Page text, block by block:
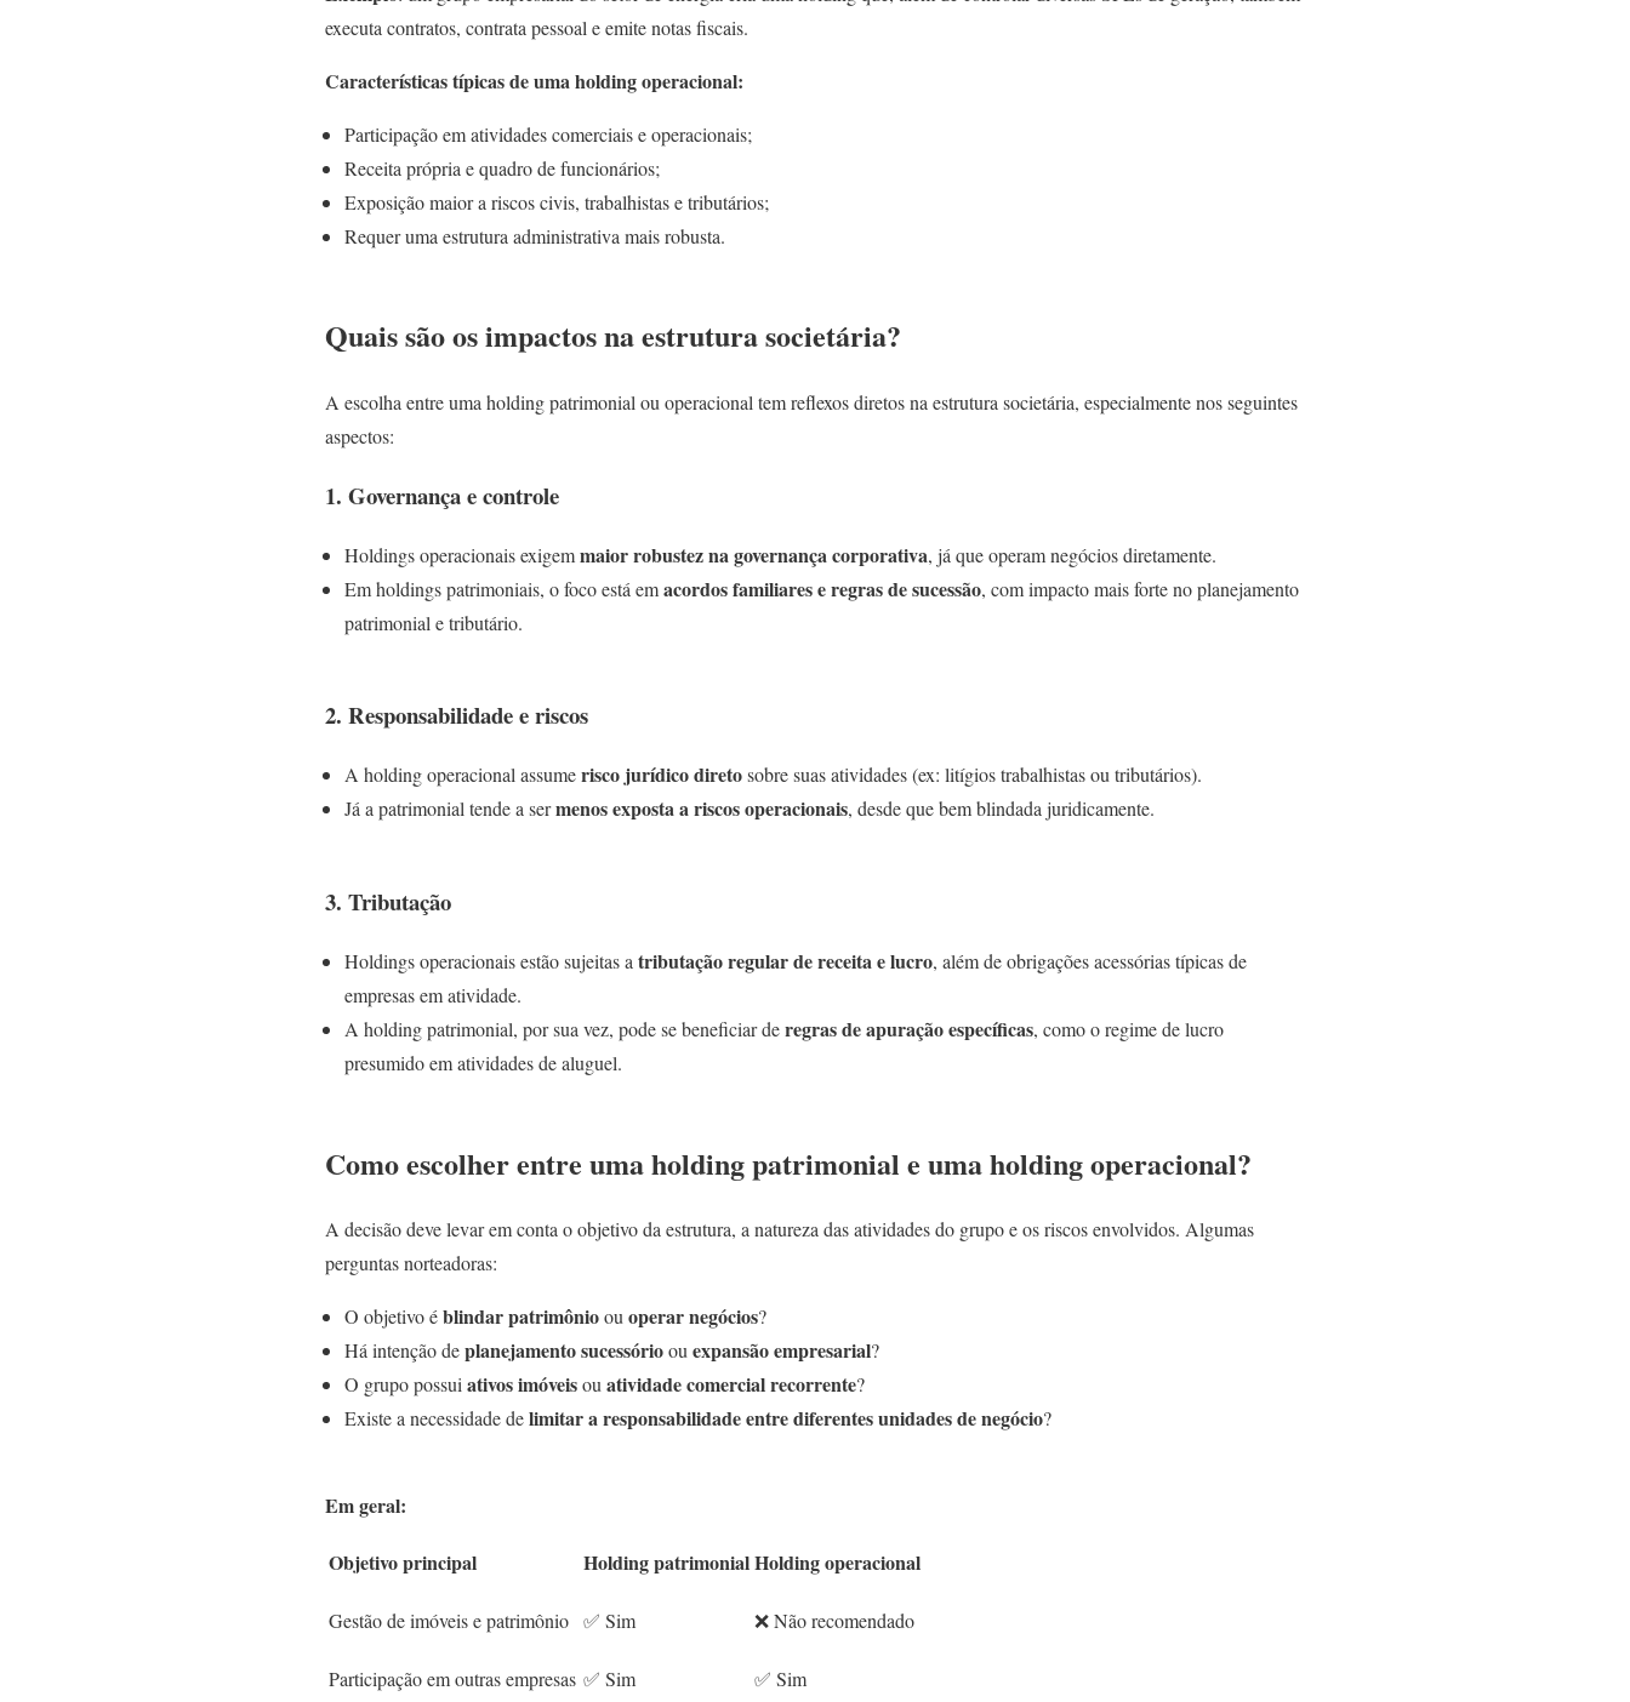
executa contratos, contrata pessoal e emite notas fiscais.
Características típicas de uma holding operacional:
Participação em atividades comerciais e operacionais;
Receita própria e quadro de funcionários;
Exposição maior a riscos civis, trabalhistas e tributários;
Requer uma estrutura administrativa mais robusta.
Quais são os impactos na estrutura societária?
A escolha entre uma holding patrimonial ou operacional tem reflexos diretos na estrutura societária, especialmente nos seguintes
aspectos:
1. Governança e controle
Holdings operacionais exigemmaior robustez na governança corporativa, já que operam negócios diretamente.
Em holdings patrimoniais, o foco está emacordos familiares e regras de sucessão, com impacto mais forte no planejamento
patrimonial e tributário.
2. Responsabilidade e riscos
A holding operacional assumerisco jurídico diretosobre suas atividades (ex: litígios trabalhistas ou tributários).
Já a patrimonial tende a sermenos exposta a riscos operacionais, desde que bem blindada juridicamente.
3. Tributação
Holdings operacionais estão sujeitas a tributação regular de receita e lucro, além de obrigações acessórias típicas de
empresas em atividade.
A holding patrimonial, por sua vez, pode se beneficiar deregras de apuração específicas, como o regime de lucro
presumido em atividades de aluguel.
Como escolher entre uma holding patrimonial e uma holding operacional?
A decisão deve levar em conta o objetivo da estrutura, a natureza das atividades do grupo e os riscos envolvidos. Algumas
perguntas norteadoras:
O objetivo éblindar patrimônioouoperar negócios?
Há intenção deplanejamento sucessórioouexpansão empresarial?
O grupo possuiativos imóveisouatividade comercial recorrente?
Existe a necessidade delimitar a responsabilidade entre diferentes unidades de negócio?
Em geral:
Objetivo principal Holding patrimonialHolding operacional
Gestão de imóveis e patrimônio ✅ Sim ❌ Não recomendado
Participação em outras empresas ✅ Sim ✅ Sim